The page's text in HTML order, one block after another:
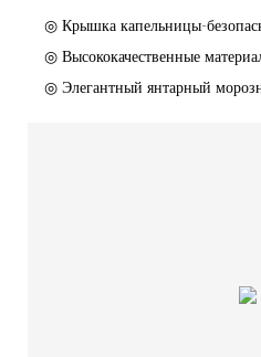
◎ Крышка капельницы-
◎ Высококачественные
◎ Элегантный янтарный